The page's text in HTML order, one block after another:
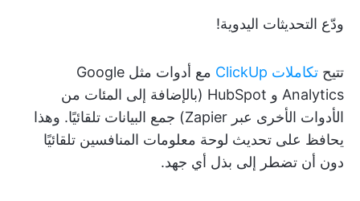
ودّع التحديثات اليدوية!
تتيح تكاملات ClickUp
مع أدوات مثل Google
Analytics و HubSpot (بالإضافة إلى المئات من
الأدوات الأخرى عبر Zapier) جمع البيانات تلقائيًا. وهذا
يحافظ على تحديث لوحة معلومات المنافسين تلقائيًا
دون أن تضطر إلى بذل أي جهد.